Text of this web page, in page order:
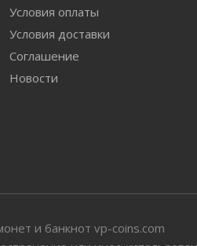
Условия оплаты
Условия доставки
Соглашение
Новости
и банкнот vp-coins.com